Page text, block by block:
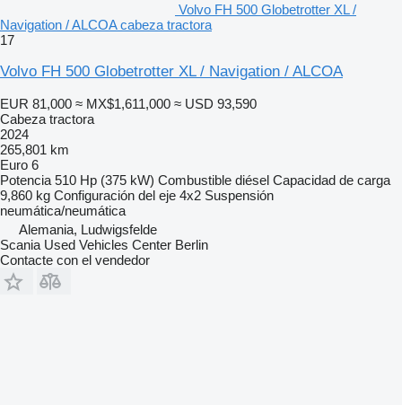
Volvo FH 500 Globetrotter XL /
Navigation / ALCOA cabeza tractora
17
Volvo FH 500 Globetrotter XL / Navigation / ALCOA
EUR 81,000 ≈ MX$1,611,000 ≈ USD 93,590
Cabeza tractora
2024
265,801 km
Euro 6
Potencia 510 Hp (375 kW) Combustible diésel Capacidad de carga
9,860 kg Configuración del eje 4x2 Suspensión
neumática/neumática
Alemania, Ludwigsfelde
Scania Used Vehicles Center Berlin
Contacte con el vendedor